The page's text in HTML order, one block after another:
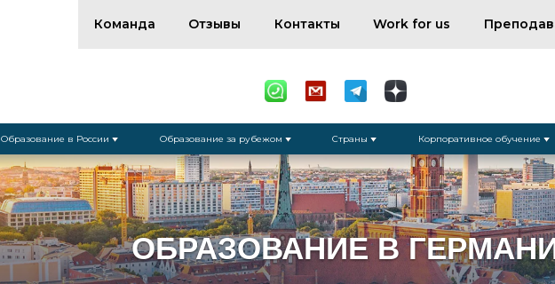
Команда Отзывы Контакты Work for us
Образование в России Образование за рубежом Страны Корпоративное обучение
ОБРАЗОВАНИЕ В